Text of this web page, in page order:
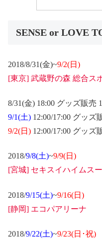
SENSE or LOVE
2018/8/31(金)~9/2(日)
[東京] 武蔵野の森 総合ス
8/31(金) 18:00 グッズ販売
9/1(土) 12:00/17:00 グッズ
9/2(日) 12:00/17:00 グッズ
2018/9/8(土)~9/9(日)
[宮城] セキスイハイムス
2018/9/15(土)~9/16(日)
[静岡] エコパアリーナ
2018/9/22(土)~9/23(日･祝)